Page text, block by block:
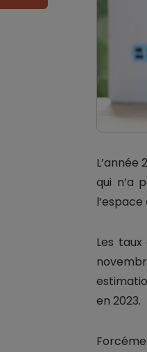
qui n’a
Les taux
en 2023.